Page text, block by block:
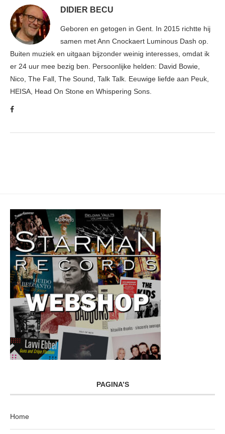
DIDIER BECU
Geboren en getogen in Gent. In 2015 richtte hij
samen met Ann Cnockaert Luminous Dash op.
Buiten muziek en uitgaan bijzonder weinig interesses, omdat ik
er 24 uur mee bezig ben. Persoonlijke helden: David Bowie,
Nico, The Fall, The Sound, Talk Talk. Eeuwige liefde aan Peuk,
HEISA, Head On Stone en Whispering Sons.
PAGINA’S
Home